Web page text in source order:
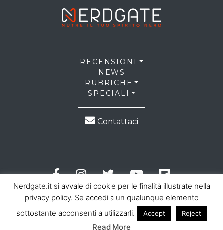
RECENSIONI
NEWS
RUBRICHE
SPECIALI
Contattaci
© 2026 NerdGate all right reserved |Privacy Policy
Nerdgate.it si avvale di cookie per le finalità illustrate nella
privacy policy. Se accedi a un qualunque elemento
sottostante acconsenti a utilizzarli.
Accept Reject
Read More